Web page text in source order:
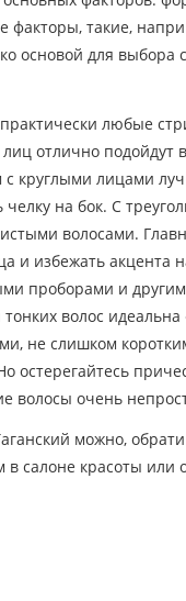
факторы, такие,
основой для выбора
любые
отлично
круглыми лицами
на бок. С
волосами.
и избежать акцента
проборами и
волос
не слишком
остерегайтесь
волосы очень
можно,
салоне красоты или